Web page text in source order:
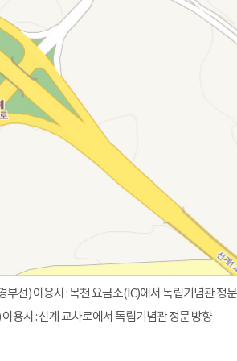
부선) 이용시 : 목천 요금소(IC)에서 독립기념관 정
용시 : 신계 교차로에서 독립기념관 정문 방향